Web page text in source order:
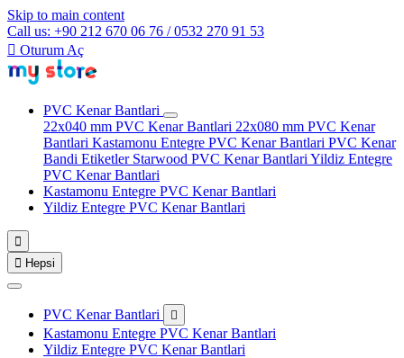
Skip to main content
Call us: +90 212 670 06 76 / 0532 270 91 53
 Oturum Aç
PVC Kenar Bantlari
22x040 mm PVC Kenar Bantlari 22x080 mm PVC Kenar
Bantlari Kastamonu Entegre PVC Kenar Bantlari PVC Kenar
Bandi Etiketler Starwood PVC Kenar Bantlari Yildiz Entegre
PVC Kenar Bantlari
Kastamonu Entegre PVC Kenar Bantlari
Yildiz Entegre PVC Kenar Bantlari

 Hepsi
PVC Kenar Bantlari 
Kastamonu Entegre PVC Kenar Bantlari
Yildiz Entegre PVC Kenar Bantlari